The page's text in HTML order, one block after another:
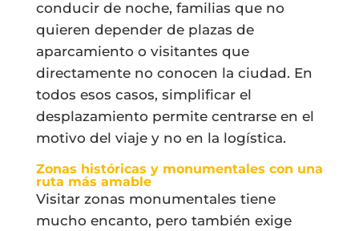
conducir de noche, familias que no
quieren depender de plazas de
aparcamiento o visitantes que
directamente no conocen la ciudad. En
todos esos casos, simplificar el
desplazamiento permite centrarse en el
motivo del viaje y no en la logística.
Zonas históricas y monumentales con una
ruta más amable
Visitar zonas monumentales tiene
mucho encanto, pero también exige